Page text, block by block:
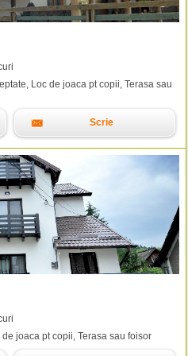
Loc de joaca pt copii, Terasa sau
Scrie
de joaca pt copii, Terasa sau foisor